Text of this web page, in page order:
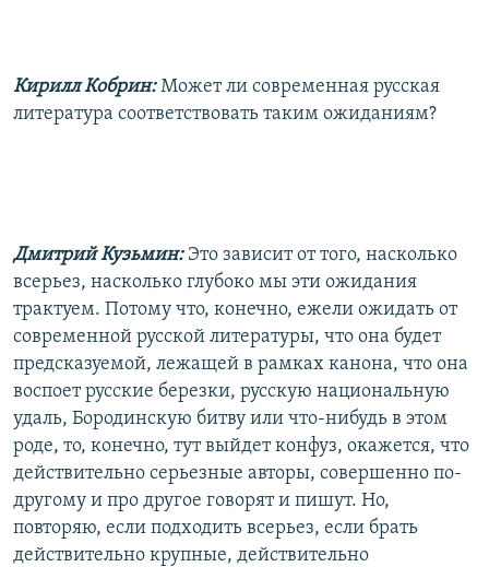
Кирилл Кобрин: Может ли современная русская
литература соответствовать таким ожиданиям?
Дмитрий Кузьмин: Это зависит от того, насколько
всерьез, насколько глубоко мы эти ожидания
трактуем. Потому что, конечно, ежели ожидать от
современной русской литературы, что она будет
предсказуемой, лежащей в рамках канона, что она
воспоет русские березки, русскую национальную
удаль, Бородинскую битву или что-нибудь в этом
роде, то, конечно, тут выйдет конфуз, окажется, что
действительно серьезные авторы, совершенно по-
другому и про другое говорят и пишут. Но,
повторяю, если подходить всерьез, если брать
действительно крупные, действительно